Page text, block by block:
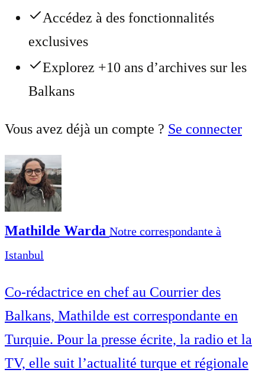
Accédez à des fonctionnalités
exclusives
Explorez +10 ans d’archives sur les
Balkans
Vous avez déjà un compte ? Se connecter
Mathilde Warda Notre correspondante à
Istanbul
Co-rédactrice en chef au Courrier des
Balkans, Mathilde est correspondante en
Turquie. Pour la presse écrite, la radio et la
TV, elle suit l’actualité turque et régionale